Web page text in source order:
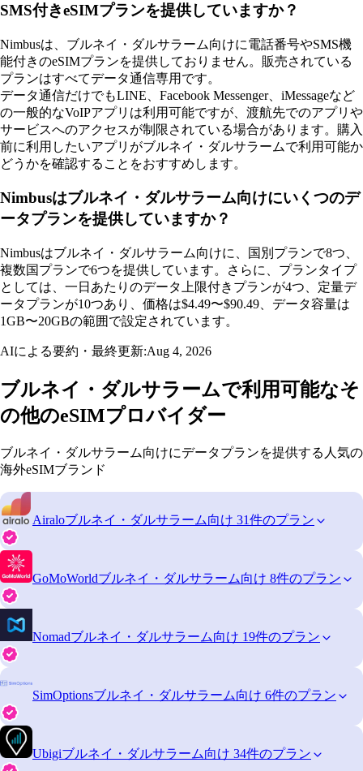
SMS付きeSIMプランを提供していますか？
Nimbusは、ブルネイ・ダルサラーム向けに電話番号やSMS機
能付きのeSIMプランを提供しておりません。販売されている
プランはすべてデータ通信専用です。
データ通信だけでもLINE、Facebook Messenger、iMessageなど
の一般的なVoIPアプリは利用可能ですが、渡航先でのアプリや
サービスへのアクセスが制限されている場合があります。購入
前に利用したいアプリがブルネイ・ダルサラームで利用可能か
どうかを確認することをおすすめします。
Nimbusはブルネイ・ダルサラーム向けにいくつのデ
ータプランを提供していますか？
Nimbusはブルネイ・ダルサラーム向けに、国別プランで8つ、
複数国プランで6つを提供しています。さらに、プランタイプ
としては、一日あたりのデータ上限付きプランが4つ、定量デ
ータプランが10つあり、価格は$4.49〜$90.49、データ容量は
1GB〜20GBの範囲で設定されています。
AIによる要約・最終更新:Aug 4, 2026
ブルネイ・ダルサラームで利用可能なそ
の他のeSIMプロバイダー
ブルネイ・ダルサラーム向けにデータプランを提供する人気の
海外eSIMブランド
Airaloブルネイ・ダルサラーム向け 31件のプラン
GoMoWorldブルネイ・ダルサラーム向け 8件のプラン
Nomadブルネイ・ダルサラーム向け 19件のプラン
SimOptionsブルネイ・ダルサラーム向け 6件のプラン
Ubigiブルネイ・ダルサラーム向け 34件のプラン